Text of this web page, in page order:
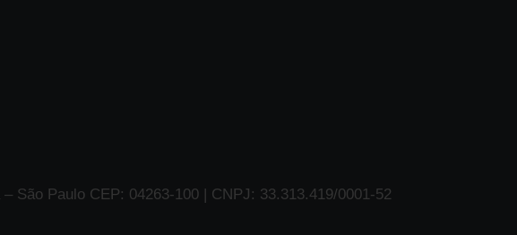
São Paulo CEP: 04263-100 | CNPJ: 33.313.419/0001-52